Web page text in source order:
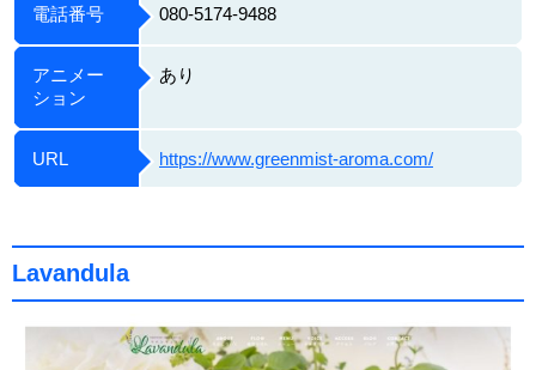
電話番号 080-5174-9488
アニメー
ション
あり
URL https://www.greenmist-aroma.com/
Lavandula